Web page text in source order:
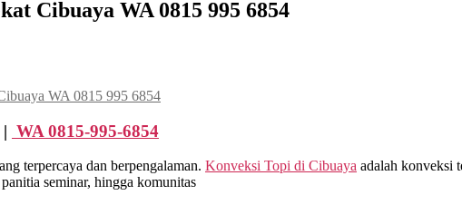
Cibuaya WA 0815 995 6854
WA 0815 995 6854
| WA 0815-995-6854
terpercaya dan berpengalaman. Konveksi Topi di Cibuaya adalah konveksi
seminar, hingga komunitas